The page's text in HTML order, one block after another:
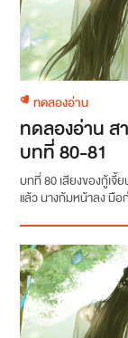
ทดลองอ่าน
ทดลองอ่าน
บทที่ 80-81
บทที่ 80 เสียงของกู้เจี้
แล้ว นางก้มหน้าลง มือ